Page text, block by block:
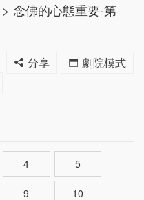
> 念佛的心態重要-第
劇院模式
分享
4 5
9 10